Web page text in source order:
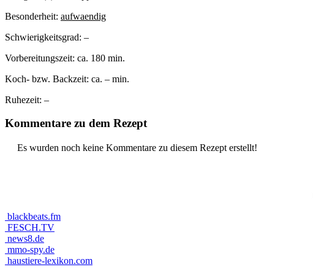
Besonderheit: aufwaendig
Schwierigkeitsgrad: –
Vorbereitungszeit: ca. 180 min.
Koch- bzw. Backzeit: ca. – min.
Ruhezeit: –
Kommentare zu dem Rezept
Es wurden noch keine Kommentare zu diesem Rezept erstellt!
blackbeats.fm
FESCH.TV
news8.de
mmo-spy.de
haustiere-lexikon.com